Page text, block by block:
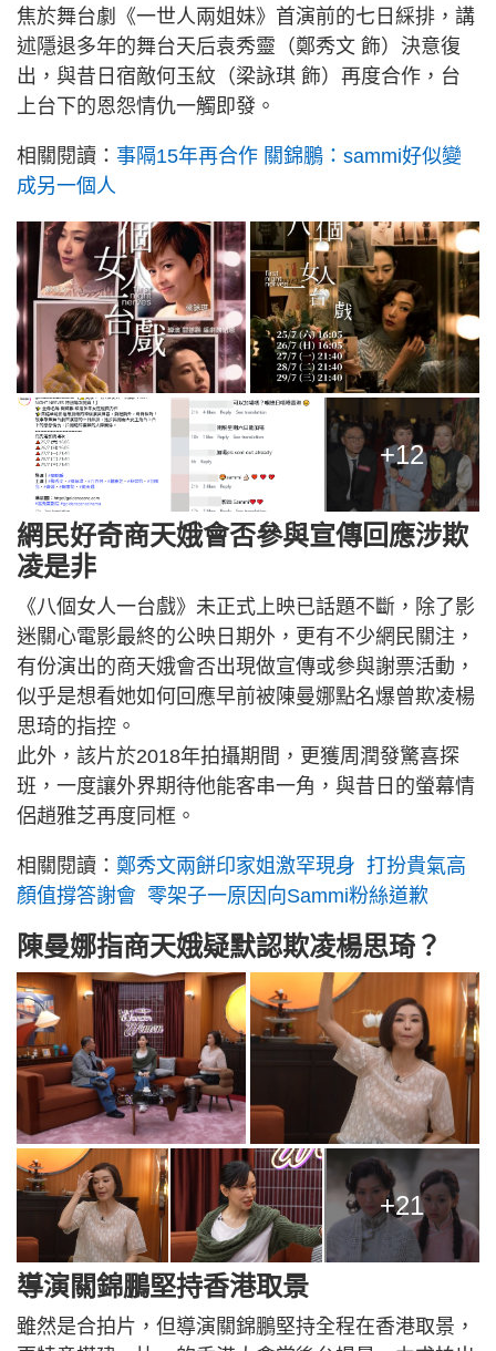
焦於舞台劇《一世人兩姐妹》首演前的七日綵排，講
述隱退多年的舞台天后袁秀靈（鄭秀文 飾）決意復
出，與昔日宿敵何玉紋（梁詠琪 飾）再度合作，台
上台下的恩怨情仇一觸即發。
相關閱讀： 事隔15年再合作 關錦鵬：sammi好似變
成另一個人
+12
網民好奇商天娥會否參與宣傳回應涉欺
凌是非
《八個女人一台戲》未正式上映已話題不斷，除了影
迷關心電影最終的公映日期外，更有不少網民關注，
有份演出的商天娥會否出現做宣傳或參與謝票活動，
似乎是想看她如何回應早前被陳曼娜點名爆曾欺凌楊
思琦的指控。
此外，該片於2018年拍攝期間，更獲周潤發驚喜探
班，一度讓外界期待他能客串一角，與昔日的螢幕情
侶趙雅芝再度同框。
相關閱讀： 鄭秀文兩餅印家姐激罕現身 打扮貴氣高
顏值撐答謝會 零架子一原因向Sammi粉絲道歉
陳曼娜指商天娥疑默認欺凌楊思琦？
+21
導演關錦鵬堅持香港取景
雖然是合拍片，但導演關錦鵬堅持全程在香港取景，